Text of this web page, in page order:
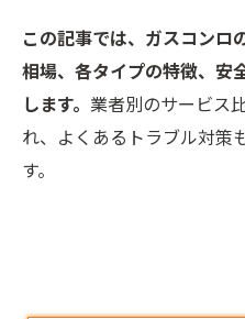
この記事では、ガスコンロ
相場、各タイプの特徴、安
します。 業者別のサービス
れ、よくあるトラブル対策
す。